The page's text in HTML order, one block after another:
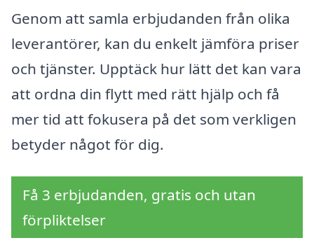
Genom att samla erbjudanden från olika
leverantörer, kan du enkelt jämföra priser
och tjänster. Upptäck hur lätt det kan vara
att ordna din flytt med rätt hjälp och få
mer tid att fokusera på det som verkligen
betyder något för dig.
Få 3 erbjudanden, gratis och utan
förpliktelser